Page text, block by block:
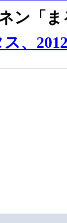
ン「
、